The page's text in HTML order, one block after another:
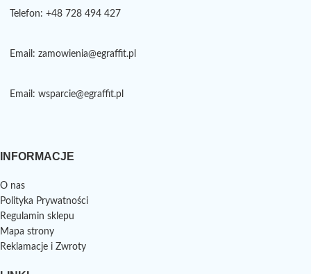
Telefon: +48 728 494 427
Email: zamowienia@egraffit.pl
Email: wsparcie@egraffit.pl
INFORMACJE
O nas
Polityka Prywatności
Regulamin sklepu
Mapa strony
Reklamacje i Zwroty